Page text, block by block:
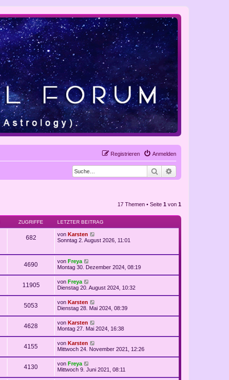
Anmelden
Registrieren
Suche
17 Themen • Seite 1 von 1
ZUGRIFFE LETZTER BEITRAG
682 von Karsten
Sonntag 2. August 2026, 11:01
4690 von Freya
Montag 30. Dezember 2024, 08:19
11905 von Freya
Dienstag 20. August 2024, 10:32
5053 von Karsten
Dienstag 28. Mai 2024, 08:39
4628 von Karsten
Montag 27. Mai 2024, 16:38
4155 von Karsten
Mittwoch 24. November 2021, 12:26
4130 von Freya
Mittwoch 9. Juni 2021, 08:11